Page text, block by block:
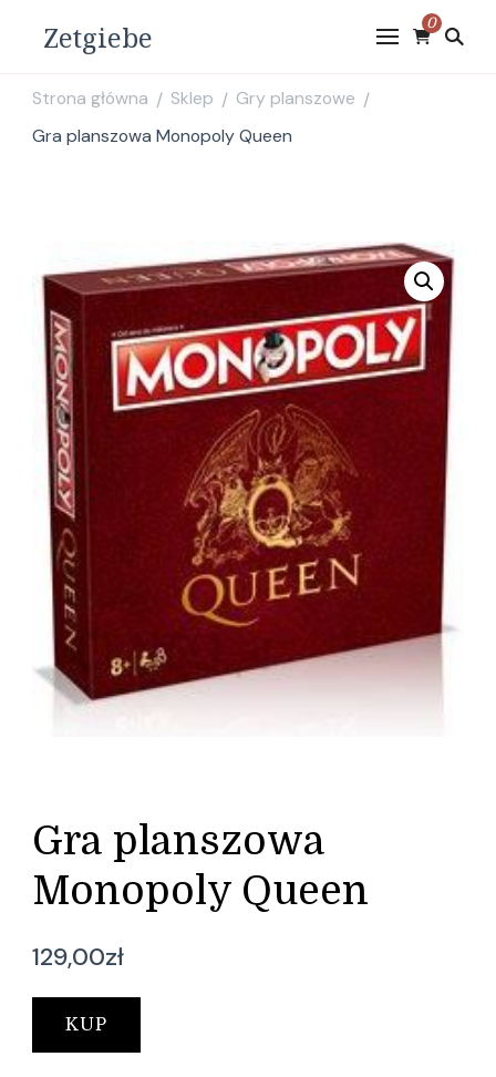
Zetgiebe 0
Strona główna / Sklep / Gry planszowe /
Gra planszowa Monopoly Queen
Gra planszowa
Monopoly Queen
129,00zł
KUP